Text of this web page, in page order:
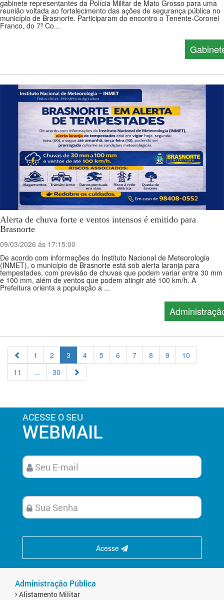
gabinete representantes da Polícia Militar de Mato Grosso para uma
reunião voltada ao fortalecimento das ações de segurança pública no
município de Brasnorte. Participaram do encontro o Tenente-Coronel
Franco, do 7º Co...
Alerta de chuva forte e ventos intensos é emitido para
Brasnorte
09/03/2026 ás 17:15:00
De acordo com informações do Instituto Nacional de Meteorologia
(INMET), o município de Brasnorte está sob alerta laranja para
tempestades, com previsão de chuvas que podem variar entre 30 mm
e 100 mm, além de ventos que podem atingir até 100 km/h. A
Prefeitura orienta a população a ...
1 2 3 4 5 6 7 8 9
10
11
... 30
ACESSE O SEU
WEBMAIL
Acesse
Administração Pública
Alistamento Militar